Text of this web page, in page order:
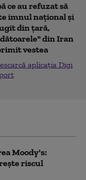
ce au refuzat să
imnul naţional şi
din ţară,
din Iran
vestea
aplicația Digi
Moody's:
riscul